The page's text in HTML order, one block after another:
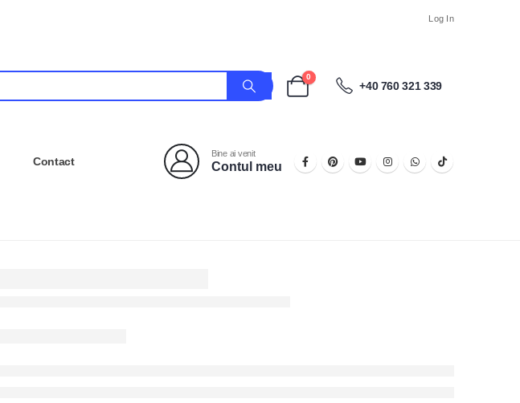
Log In
0
+40 760 321 339
Contact
Bine ai venit
Contul meu